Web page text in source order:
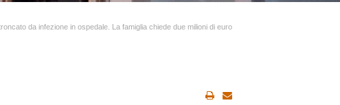
da infezione in ospedale. La famiglia chiede due milioni di euro